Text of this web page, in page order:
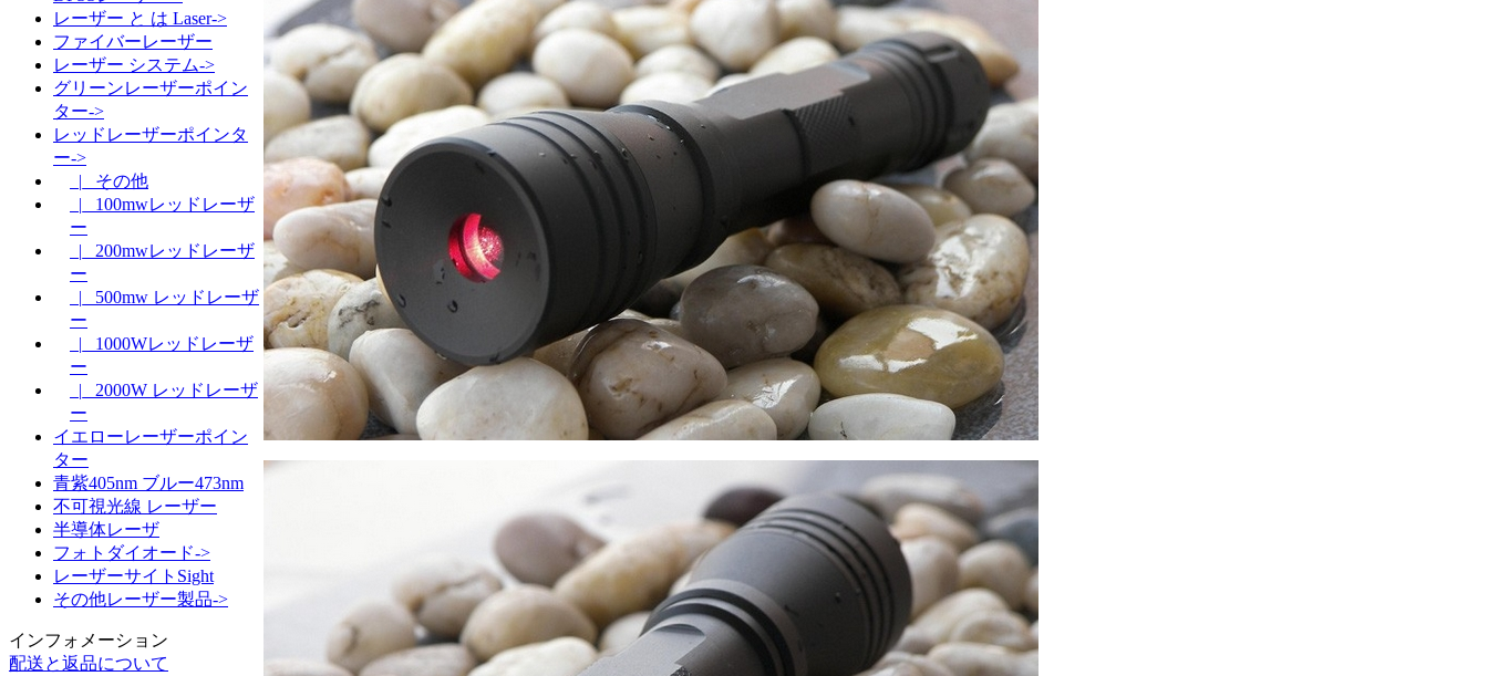
レーザー と は Laser->
ファイバーレーザー
レーザー システム->
グリーンレーザーポイン
ター->
レッドレーザーポインタ
ー->
|_ その他
|_ 100mwレッドレーザ
ー
|_ 200mwレッドレーザ
ー
|_ 500mw レッドレーザ
ー
|_ 1000Wレッドレーザ
ー
|_ 2000W レッドレーザ
ー
イエローレーザーポイン
ター
青紫405nm ブルー473nm
不可視光線 レーザー
半導体レーザ
フォトダイオード->
レーザーサイトSight
その他レーザー製品->
インフォメーション
配送と返品について